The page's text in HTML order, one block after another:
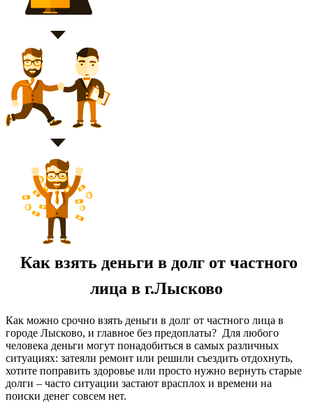
Как взять деньги в долг от частного
лица в г.Лысково
Как можно срочно взять деньги в долг от частного лица в
городе Лысково, и главное без предоплаты? Для любого
человека деньги могут понадобиться в самых различных
ситуациях: затеяли ремонт или решили съездить отдохнуть,
хотите поправить здоровье или просто нужно вернуть старые
долги – часто ситуации застают врасплох и времени на
поиски денег совсем нет.